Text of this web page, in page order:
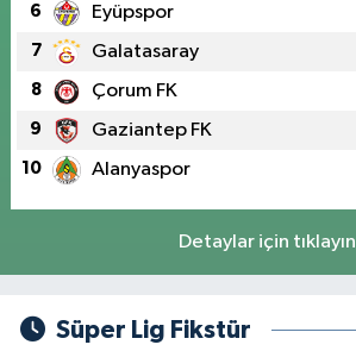
6 Eyüpspor
7 Galatasaray
8 Çorum FK
9 Gaziantep FK
10 Alanyaspor
Detaylar için tıklayın
Süper Lig Fikstür